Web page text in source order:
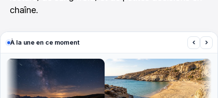
chaîne.
À la une en ce moment ‹ ›